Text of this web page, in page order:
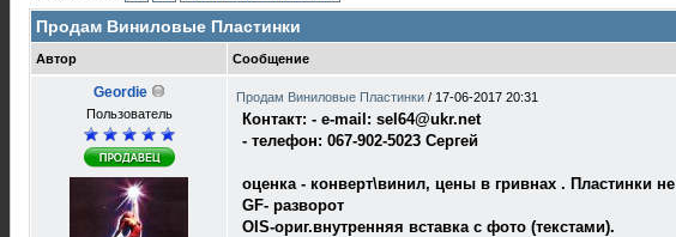
Продам Виниловые Пластинки
Автор Сообщение
Geordie
Пользователь
Продам Виниловые Пластинки / 17-06-2017 20:31
Контакт: - e-mail: sel64@ukr.net
- телефон: 067-902-5023 Сергей
оценка - конверт\винил, цены в гривнах . Пластинки
GF- разворот
OIS-ориг.внутренняя вставка с фото (текстами).